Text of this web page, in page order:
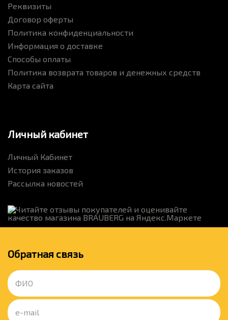
Реквизиты
Договор оферты
Политика конфиденциальности
Информация о доставке
Способы оплаты
Политика возврата товаров и денежных средств
Карта сайта
Личный кабинет
Личный Кабинет
История заказов
Рассылка новостей
Обратная связь